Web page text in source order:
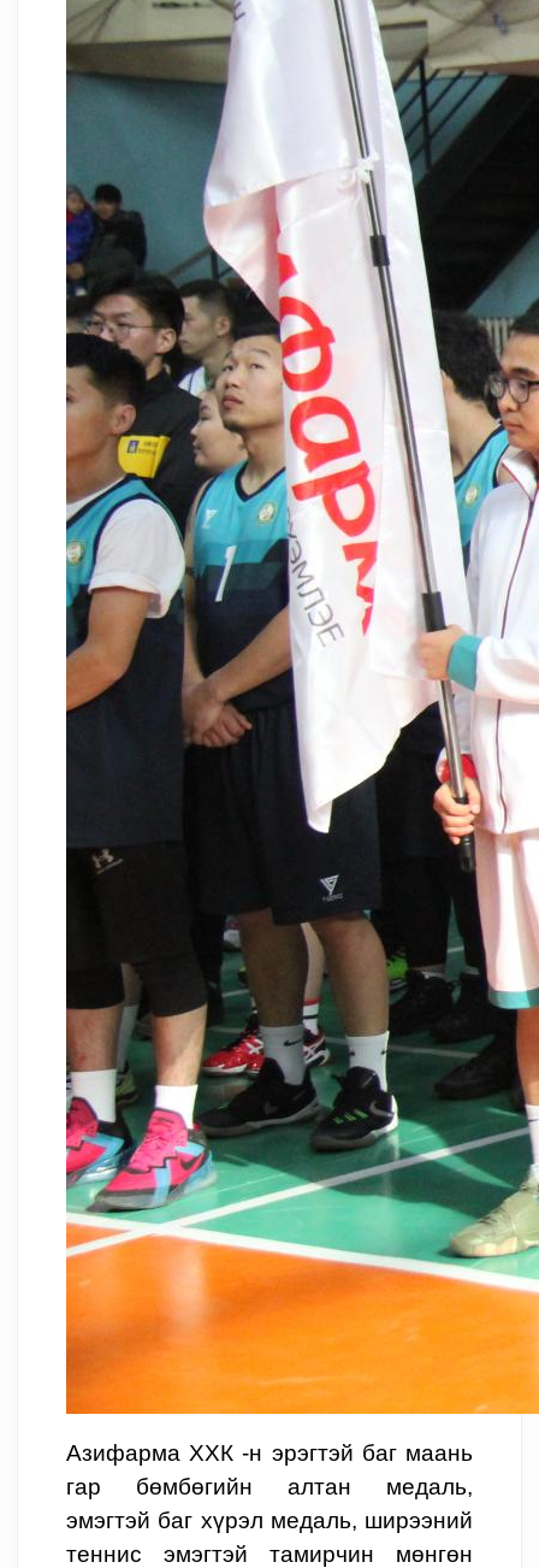
Азифарма ХХК -н эрэгтэй баг маань
гар бөмбөгийн алтан медаль,
эмэгтэй баг хүрэл медаль, ширээний
теннис эмэгтэй тамирчин мөнгөн